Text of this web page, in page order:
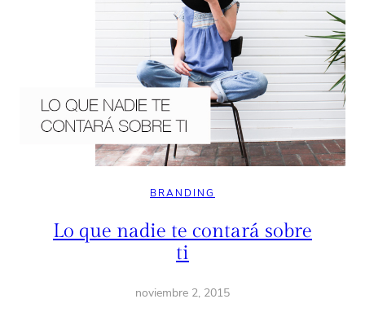
BRANDING
Lo que nadie te contará sobre
ti
noviembre 2, 2015